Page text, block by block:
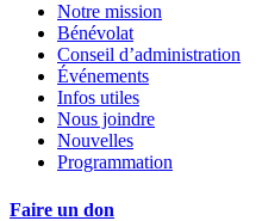
Notre mission
Bénévolat
Conseil d’administration
Événements
Infos utiles
Nous joindre
Nouvelles
Programmation
Faire un don